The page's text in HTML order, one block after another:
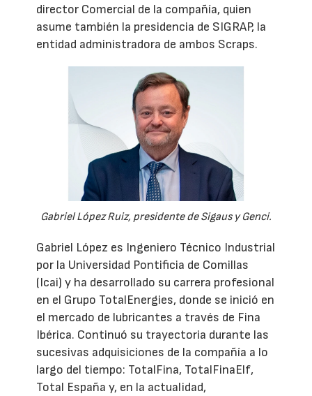
director Comercial de la compañía, quien
asume también la presidencia de SIGRAP, la
entidad administradora de ambos Scraps.
Gabriel López Ruiz, presidente de Sigaus y Genci.
Gabriel López es Ingeniero Técnico Industrial
por la Universidad Pontificia de Comillas
(Icai) y ha desarrollado su carrera profesional
en el Grupo TotalEnergies, donde se inició en
el mercado de lubricantes a través de Fina
Ibérica. Continuó su trayectoria durante las
sucesivas adquisiciones de la compañía a lo
largo del tiempo: TotalFina, TotalFinaElf,
Total España y, en la actualidad,